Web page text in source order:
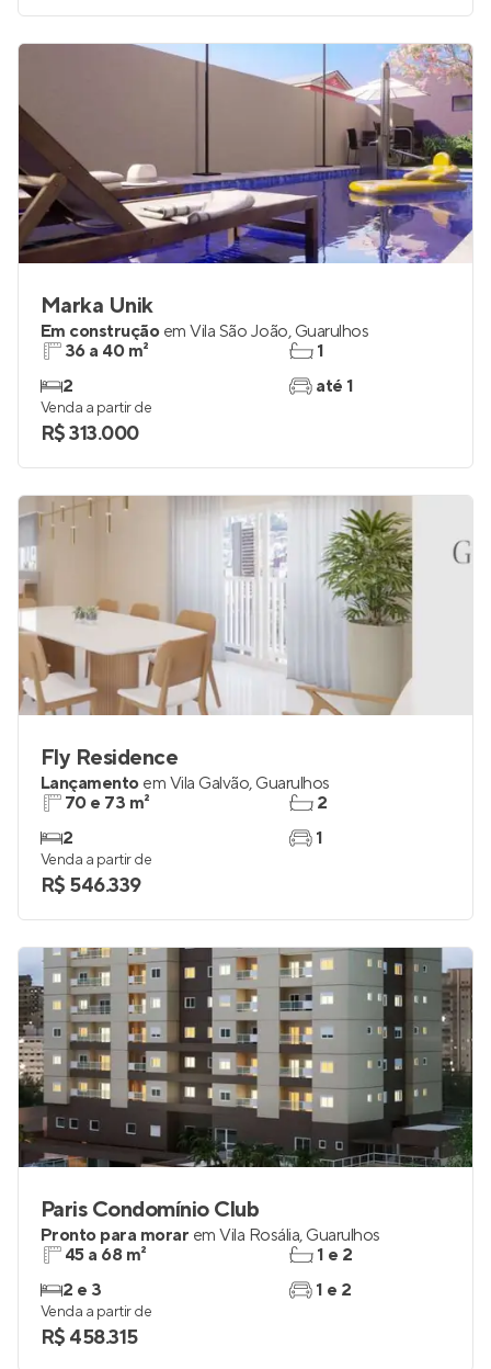
Marka Unik
Em construção em Vila São João, Guarulhos
36 a 40 m²
2
1
até 1
Venda a partir de
R$ 313.000
Fly Residence
Lançamento em Vila Galvão, Guarulhos
70 e 73 m²
2
2
1
Venda a partir de
R$ 546.339
Paris Condomínio Club
Pronto para morar em Vila Rosália, Guarulhos
45 a 68 m²
2 e 3
1 e 2
1 e 2
Venda a partir de
R$ 458.315